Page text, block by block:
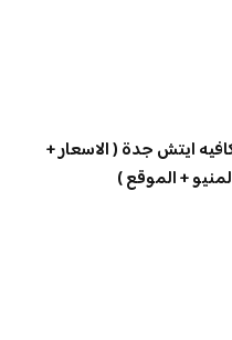
ايتش جدة ( الاسعار +
+ الموقع )